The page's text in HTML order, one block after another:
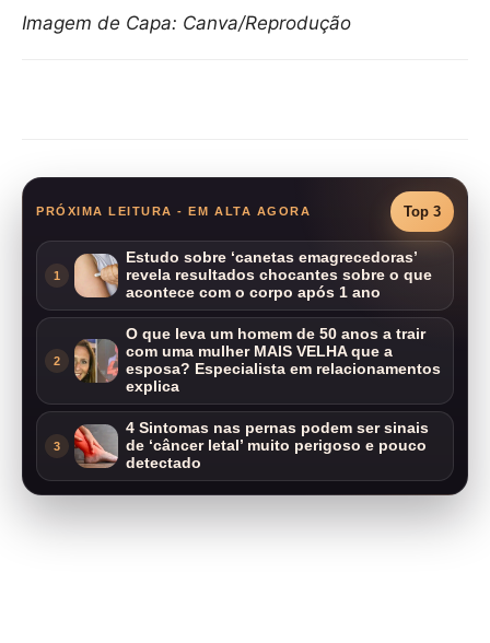
Imagem de Capa: Canva/Reprodução
PRÓXIMA LEITURA - EM ALTA AGORA Top 3
1
Estudo sobre ‘canetas emagrecedoras’
revela resultados chocantes sobre o que
acontece com o corpo após 1 ano
2
O que leva um homem de 50 anos a trair
com uma mulher MAIS VELHA que a
esposa? Especialista em relacionamentos
explica
3
4 Sintomas nas pernas podem ser sinais
de ‘câncer letal’ muito perigoso e pouco
detectado